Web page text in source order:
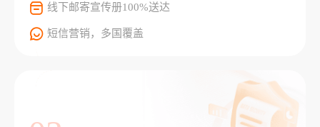
线下邮寄宣传册100%送达
短信营销，多国覆盖